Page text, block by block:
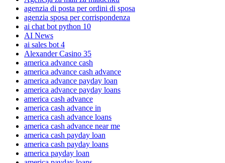
agenzia di posta per ordini di sposa
agenzia sposa per corrispondenza
ai chat bot python 10
AI News
ai sales bot 4
Alexander Casino 35
america advance cash
america advance cash advance
america advance payday loan
america advance payday loans
america cash advance
america cash advance in
america cash advance loans
america cash advance near me
america cash payday loan
america cash payday loans
america payday loan